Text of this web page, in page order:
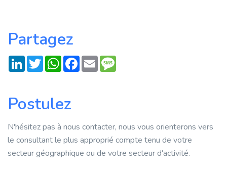
Partagez
LinkedInTwitterWhatsApp
Facebook
Email
Postulez
N'hésitez pas à nous contacter, nous vous orienterons vers
le consultant le plus approprié compte tenu de votre
secteur géographique ou de votre secteur d'activité.